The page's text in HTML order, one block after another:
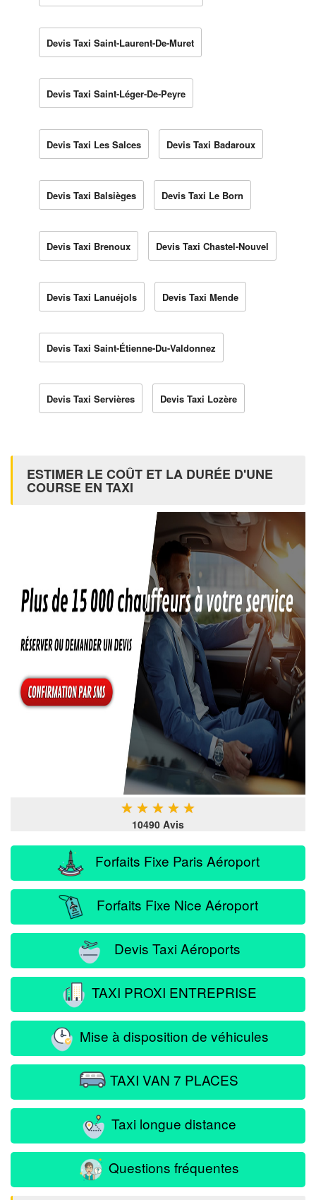
Devis Taxi Saint-Laurent-De-Muret
Devis Taxi Saint-Léger-De-Peyre
Devis Taxi Les Salces Devis Taxi Badaroux
Devis Taxi Balsièges Devis Taxi Le Born
Devis Taxi Brenoux Devis Taxi Chastel-Nouvel
Devis Taxi Lanuéjols Devis Taxi Mende
Devis Taxi Saint-Étienne-Du-Valdonnez
Devis Taxi Servières Devis Taxi Lozère
ESTIMER LE COÛT ET LA DURÉE D'UNE
COURSE EN TAXI
★ ★ ★ ★ ★
10490 Avis
Forfaits Fixe Paris Aéroport
Forfaits Fixe Nice Aéroport
Devis Taxi Aéroports
TAXI PROXI ENTREPRISE
Mise à disposition de véhicules
TAXI VAN 7 PLACES
Taxi longue distance
Questions fréquentes